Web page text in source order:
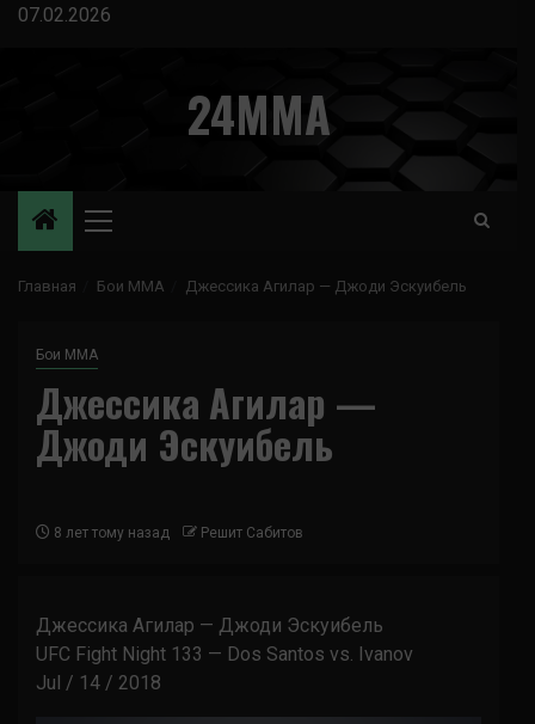
Перейти
07.02.2026
24MMA
Основное
Главная Бои ММА Джессика Агилар — Джоди Эскуибель
Бои ММА
Джессика Агилар —
Джоди Эскуибель
8 лет тому назад Решит Сабитов
Джессика Агилар — Джоди Эскуибель
UFC Fight Night 133 — Dos Santos vs. Ivanov
Jul / 14 / 2018